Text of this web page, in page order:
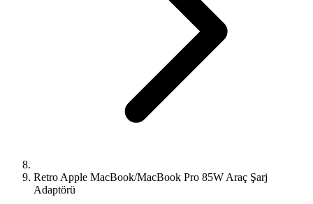
Retro Apple MacBook/MacBook Pro 85W Araç Şarj
Adaptörü